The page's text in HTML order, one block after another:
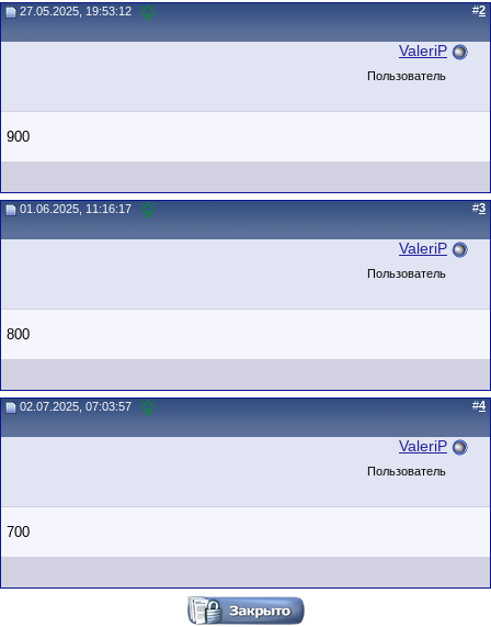
27.05.2025, 19:53:12 #2
ValeriP
Пользователь
900
01.06.2025, 11:16:17 #3
ValeriP
Пользователь
800
02.07.2025, 07:03:57 #4
ValeriP
Пользователь
700